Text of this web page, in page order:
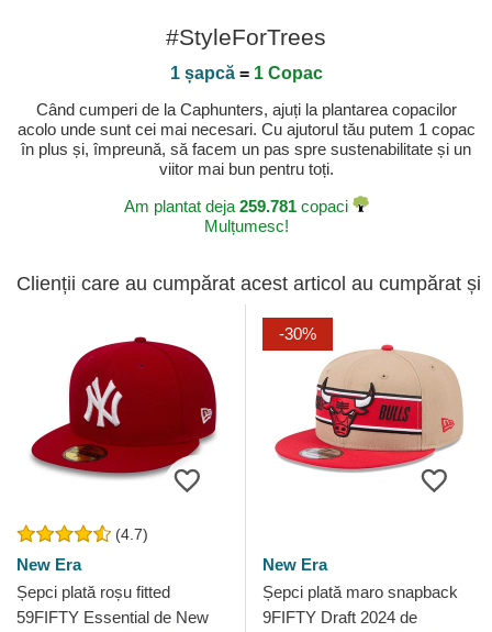
#StyleForTrees
1 șapcă= 1 Copac
Când cumperi de la Caphunters, ajuți la plantarea copacilor
acolo unde sunt cei mai necesari. Cu ajutorul tău putem 1 copac
în plus și, împreună, să facem un pas spre sustenabilitate și un
viitor mai bun pentru toți.
Am plantat deja 259.781copaci
Mulțumesc!
Clienții care au cumpărat acest articol au cumpărat și
(4.7)
New Era
Șepci plată roșu fitted
59FIFTY Essential de New
-30%
New Era
Șepci plată maro snapback
9FIFTY Draft 2024 de